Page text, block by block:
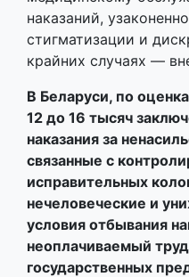
наказаний,
стигматизации и
крайних случаях —
В Беларуси, по
12 до 16 тысяч
наказания за
связанные с
исправительных
нечеловеческие и
условия отбывания
неоплачиваемый
государственных